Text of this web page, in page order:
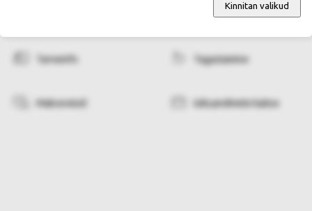
Tellimistingimused
Tarneinfo Tagastamine
Makseviisid Isikuandmete kaitse
Kinnitan valikud